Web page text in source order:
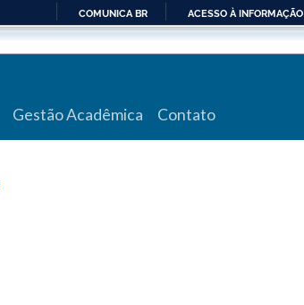
PARA
COMUNICA BR ACESSO À INFORMAÇÃO
Gestão Acadêmica Contato